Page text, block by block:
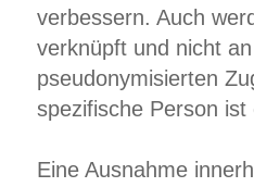
verbessern. Auch
verknüpft und nicht
pseudonymisierten
spezifische Person
Eine Ausnahme